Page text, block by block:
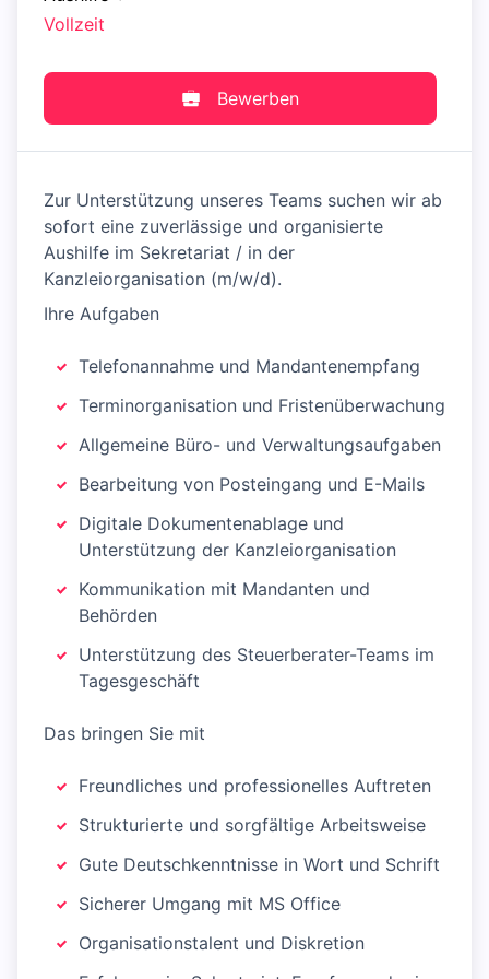
Vollzeit
Bewerben
Zur Unterstützung unseres Teams suchen wir ab
sofort eine zuverlässige und organisierte
Aushilfe im Sekretariat / in der
Kanzleiorganisation (m/w/d).
Ihre Aufgaben
Telefonannahme und Mandantenempfang
Terminorganisation und Fristenüberwachung
Allgemeine Büro- und Verwaltungsaufgaben
Bearbeitung von Posteingang und E-Mails
Digitale Dokumentenablage und
Unterstützung der Kanzleiorganisation
Kommunikation mit Mandanten und
Behörden
Unterstützung des Steuerberater-Teams im
Tagesgeschäft
Das bringen Sie mit
Freundliches und professionelles Auftreten
Strukturierte und sorgfältige Arbeitsweise
Gute Deutschkenntnisse in Wort und Schrift
Sicherer Umgang mit MS Office
Organisationstalent und Diskretion